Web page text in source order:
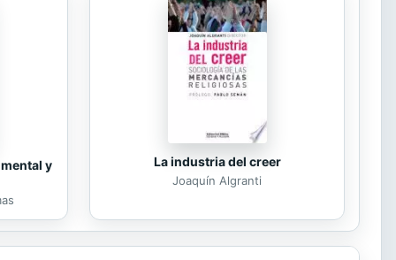
y La industria del creer
Joaquín Algranti